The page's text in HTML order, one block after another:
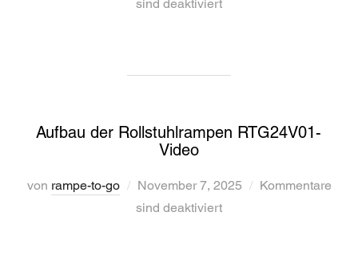
sind deaktiviert
Aufbau der Rollstuhlrampen RTG24V01-
Video
von rampe-to-go
Veröffentlicht
am
November 7, 2025
Kommentare
sind deaktiviert